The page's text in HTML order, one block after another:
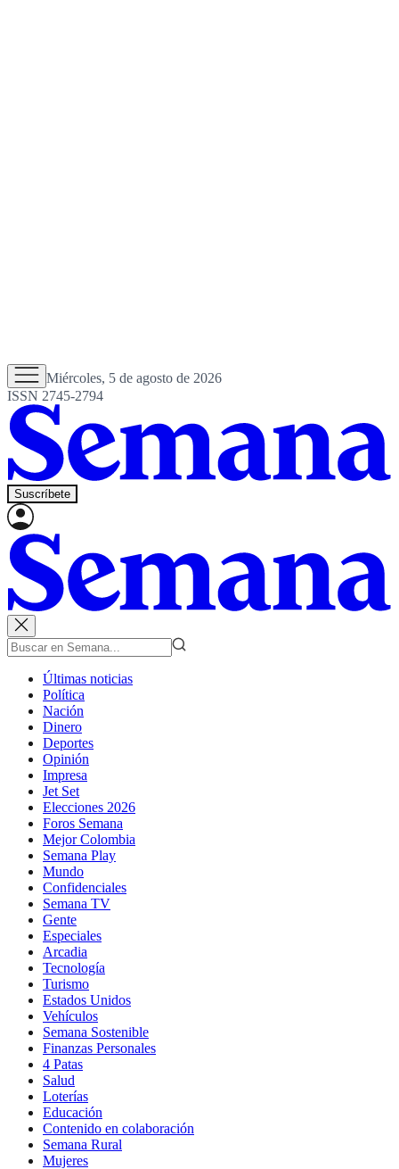
Miércoles, 5 de agosto de 2026
ISSN 2745-2794
Suscríbete
Últimas noticias
Política
Nación
Dinero
Deportes
Opinión
Impresa
Jet Set
Elecciones 2026
Foros Semana
Mejor Colombia
Semana Play
Mundo
Confidenciales
Semana TV
Gente
Especiales
Arcadia
Tecnología
Turismo
Estados Unidos
Vehículos
Semana Sostenible
Finanzas Personales
4 Patas
Salud
Loterías
Educación
Contenido en colaboración
Semana Rural
Mujeres